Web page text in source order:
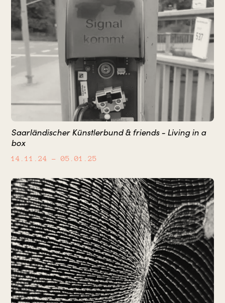
Saarländischer Künstlerbund & friends - Living in a
box
14.11.24 – 05.01.25